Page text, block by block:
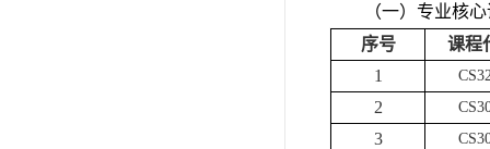
（一）专业核
序号
课程
1
2
3